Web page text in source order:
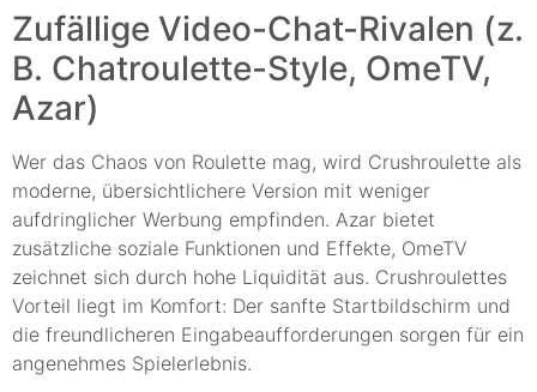
Zufällige Video-Chat-Rivalen (z.
B. Chatroulette-Style, OmeTV,
Azar)
Wer das Chaos von Roulette mag, wird Crushroulette als
moderne, übersichtlichere Version mit weniger
aufdringlicher Werbung empfinden. Azar bietet
zusätzliche soziale Funktionen und Effekte, OmeTV
zeichnet sich durch hohe Liquidität aus. Crushroulettes
Vorteil liegt im Komfort: Der sanfte Startbildschirm und
die freundlicheren Eingabeaufforderungen sorgen für ein
angenehmes Spielerlebnis.